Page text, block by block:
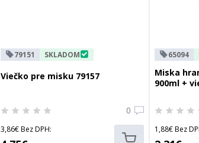
79151 SKLADOM
Viečko pre misku 79157
0
3,86€ Bez DPH:
65094
Miska
900ml +
1,88€ Bez